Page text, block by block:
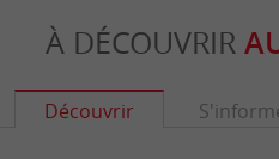
À DÉCOUVRIR
Découvrir